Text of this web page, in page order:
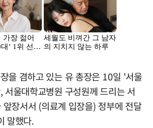
을 겸하고 있는 유 총장은 10일 '서울
서울대학교병원 구성원께 드리는 서
장서서 (의료계 입장을) 정부에 전달
말했다.